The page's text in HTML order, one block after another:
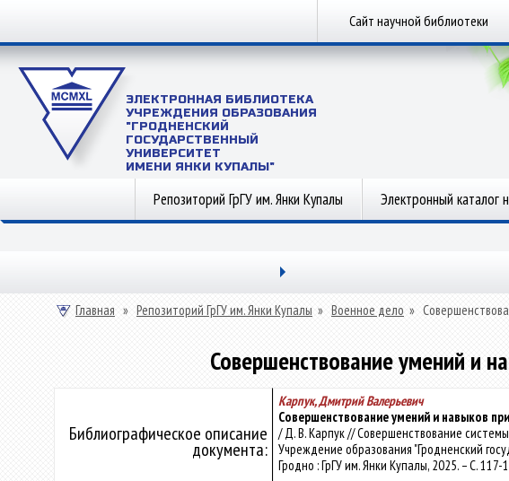
Сайт научной библиотеки
ЭЛЕКТРОННАЯ БИБЛИОТЕКА
УЧРЕЖДЕНИЯ ОБРАЗОВАНИЯ
"ГРОДНЕНСКИЙ
ГОСУДАРСТВЕННЫЙ
УНИВЕРСИТЕТ
ИМЕНИ ЯНКИ КУПАЛЫ"
Репозиторий ГрГУ им. Янки Купалы Электронный каталог
Главная » Репозиторий ГрГУ им. Янки Купалы » Военное дело »
Совершенствование умений и
Библиографическое описание
документа:
Карпук, Дмитрий Валерьевич
Совершенствование умений и навыков
/ Д. В. Карпук // Совершенствование
Учреждение образования "Гродненский
Гродно : ГрГУ им. Янки Купалы, 2025. – С. 117-